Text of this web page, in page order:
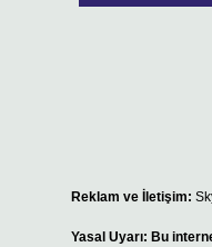
Reklam ve İletişim:
Yasal Uyarı: Bu